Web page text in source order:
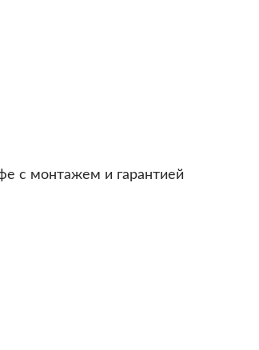
с монтажем и гарантией